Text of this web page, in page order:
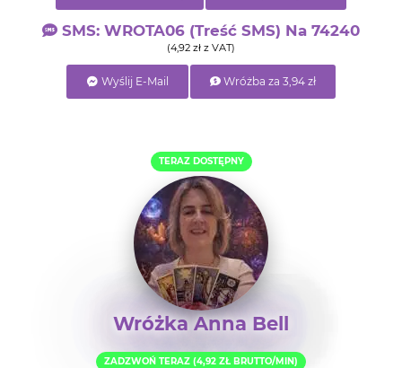
SMS: WROTA06 (treść SMS) Na 74240
(4,92 zł z VAT)
Wyślij E-Mail Wróżba za 3,94 zł
TERAZ DOSTĘPNY
Wróżka Anna Bell
ZADZWOŃ TERAZ (4,92 ZŁ BRUTTO/MIN)